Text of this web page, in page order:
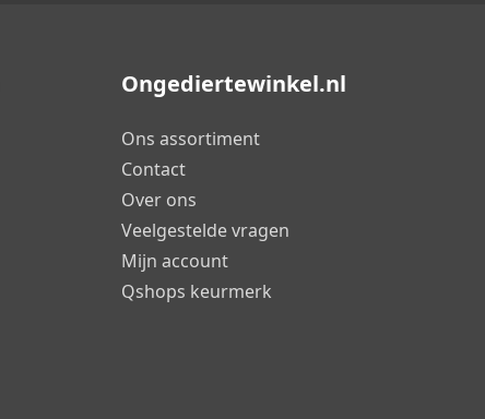
Ongediertewinkel.nl
Ons assortiment
Contact
Over ons
Veelgestelde vragen
Mijn account
Qshops keurmerk